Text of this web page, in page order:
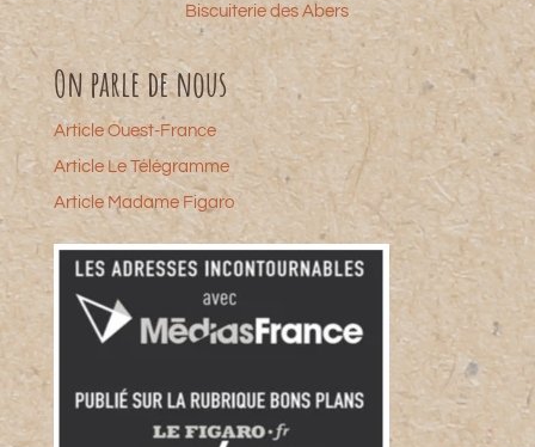
Biscuiterie des Abers
On parle de nous
Article Ouest-France
Article Le Télégramme
Article Madame Figaro